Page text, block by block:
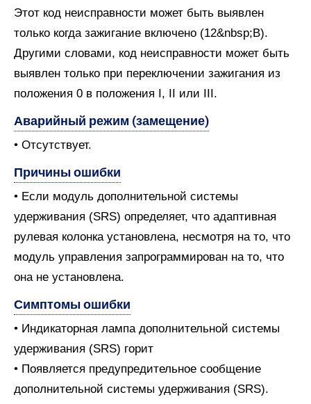
Этот код неисправности может быть выявлен
только когда зажигание включено (12&nbsp;В).
Другими словами, код неисправности может быть
выявлен только при переключении зажигания из
положения 0 в положения I, II или III.
Аварийный режим (замещение)
• Отсутствует.
Причины ошибки
• Если модуль дополнительной системы
удерживания (SRS) определяет, что адаптивная
рулевая колонка установлена, несмотря на то, что
модуль управления запрограммирован на то, что
она не установлена.
Симптомы ошибки
• Индикаторная лампа дополнительной системы
удерживания (SRS) горит
• Появляется предупредительное сообщение
дополнительной системы удерживания (SRS).